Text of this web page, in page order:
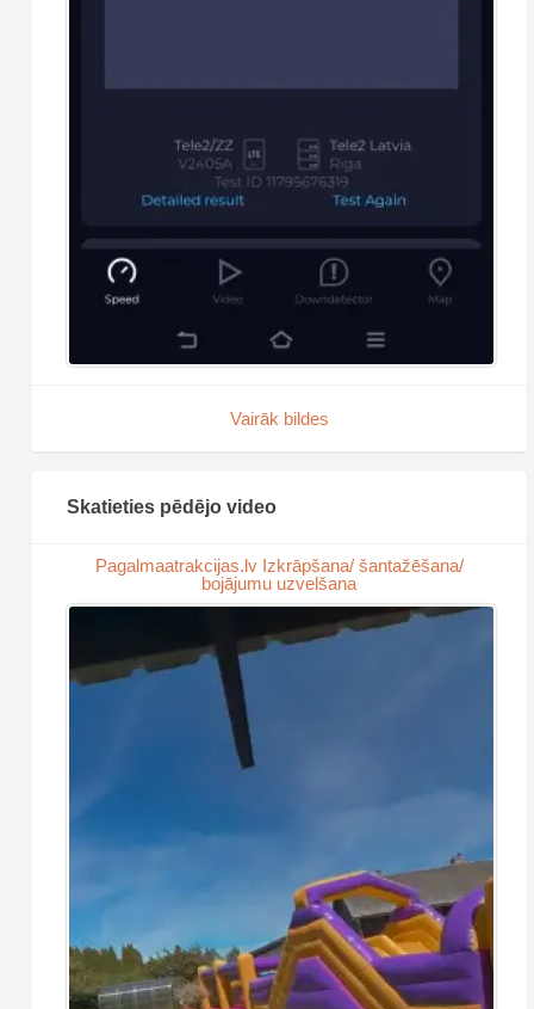
Vairāk bildes
Skatieties pēdējo video
Pagalmaatrakcijas.lv Izkrāpšana/ šantažēšana/
bojājumu uzvelšana